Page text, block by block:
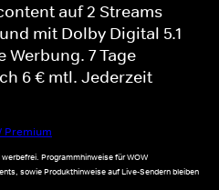
auf 2 Streams
mit Dolby Digital 5.1
Werbung. 7 Tage
6 € mtl. Jederzeit
Premium
Programmhinweise für WOW
sowie Produkthinweise auf Live-Sendern bleiben